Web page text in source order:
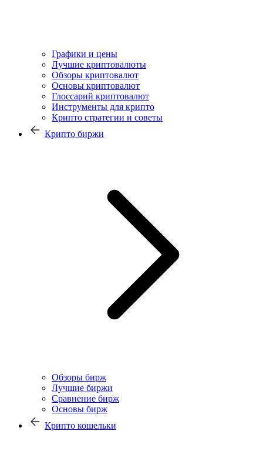
Графики и цены
Лучшие криптовалюты
Обзоры криптовалют
Основы криптовалют
Глоссарий криптовалют
Инструменты для крипто
Крипто стратегии и советы
Крипто биржи
Обзоры бирж
Лучшие биржи
Сравнение бирж
Основы бирж
Крипто кошельки